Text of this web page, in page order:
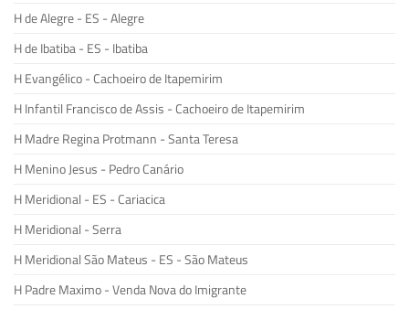
H de Alegre - ES - Alegre
H de Ibatiba - ES - Ibatiba
H Evangélico - Cachoeiro de Itapemirim
H Infantil Francisco de Assis - Cachoeiro de Itapemirim
H Madre Regina Protmann - Santa Teresa
H Menino Jesus - Pedro Canário
H Meridional - ES - Cariacica
H Meridional - Serra
H Meridional São Mateus - ES - São Mateus
H Padre Maximo - Venda Nova do Imigrante